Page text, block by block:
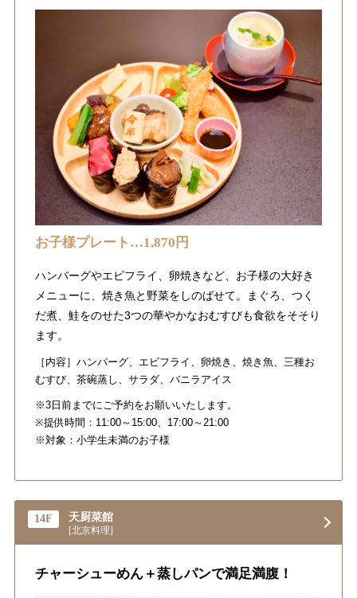
お子様プレート…1,870円
ハンバーグやエビフライ、卵焼きなど、お子様の大好き
メニューに、焼き魚と野菜をしのばせて。まぐろ、つく
だ煮、鮭をのせた3つの華やかなおむすびも食欲をそそり
ます。
［内容］ハンバーグ、エビフライ、卵焼き、焼き魚、三種お
むすび、茶碗蒸し、サラダ、バニラアイス
※3日前までにご予約をお願いいたします。
※提供時間：11:00～15:00、17:00～21:00
※対象：小学生未満のお子様
14F 天厨菜館
[北京料理]
チャーシューめん＋蒸しパンで満足満腹！